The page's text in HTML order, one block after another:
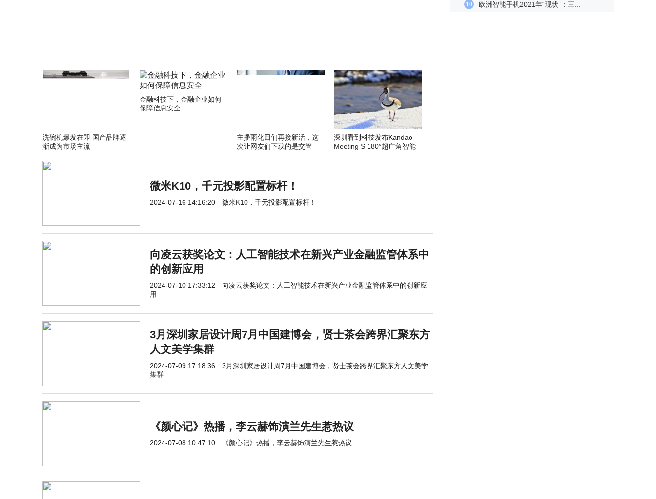
洗碗机爆发在即 国产品牌逐
渐成为市场主流
金融科技下，金融企业如何
保障信息安全
主播雨化田们再接新活，这
次让网友们下载的是交管
深圳看到科技发布Kandao
Meeting S 180°超广角智能
微米K10，千元投影配置标杆！
2024-07-16 14:16:20 微米K10，千元投影配置标杆！
向凌云获奖论文：人工智能技术在新兴产业金融监管体系中
的创新应用
2024-07-10 17:33:12
向凌云获奖论文：人工智能技术在新兴产业金融监管体系中的创新应
用
3月深圳家居设计周7月中国建博会，贤士茶会跨界汇聚东方
人文美学集群
2024-07-09 17:18:36
3月深圳家居设计周7月中国建博会，贤士茶会跨界汇聚东方人文美学
集群
《颜心记》热播，李云赫饰演兰先生惹热议
2024-07-08 10:47:10 《颜心记》热播，李云赫饰演兰先生惹热议
10 欧洲智能手机2021年“现状”：三...